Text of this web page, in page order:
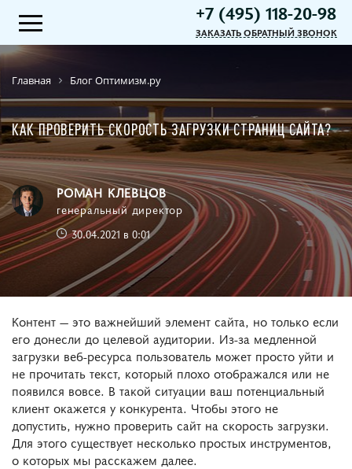
+7 (495) 118-20-98
ЗАКАЗАТЬ ОБРАТНЫЙ ЗВОНОК
Главная Блог Оптимизм.ру
КАК ПРОВЕРИТЬ СКОРОСТЬ ЗАГРУЗКИ СТРАНИЦ САЙТА?
РОМАН КЛЕВЦОВ
генеральный директор
30.04.2021 в 0:01
Контент — это важнейший элемент сайта, но только если
его донесли до целевой аудитории. Из-за медленной
загрузки веб-ресурса пользователь может просто уйти и
не прочитать текст, который плохо отображался или не
появился вовсе. В такой ситуации ваш потенциальный
клиент окажется у конкурента. Чтобы этого не
допустить, нужно проверить сайт на скорость загрузки.
Для этого существует несколько простых инструментов,
о которых мы расскажем далее.